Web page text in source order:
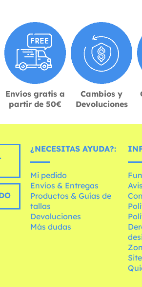
Envíos gratis a
partir de 50€
Cambios y
Devoluciones
¿NECESITAS AYUDA?:
Mi pedido
Envíos & Entregas
Productos & Guías de
tallas
Devoluciones
Más dudas